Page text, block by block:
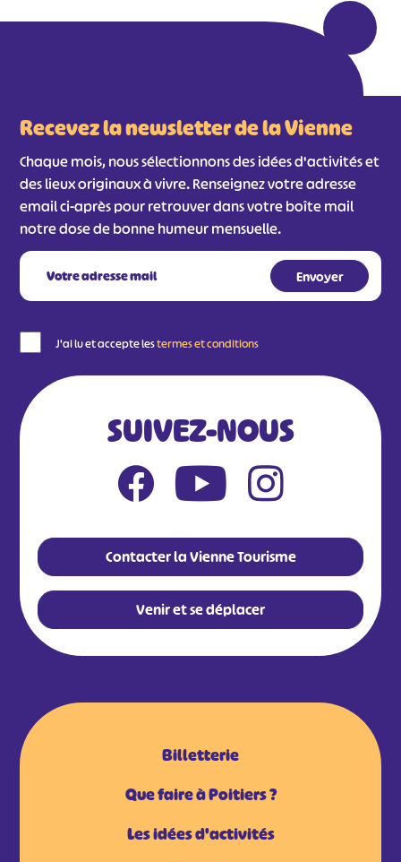
Recevez la newsletter de la Vienne
Chaque mois, nous sélectionnons des idées d'activités et
des lieux originaux à vivre. Renseignez votre adresse
email ci-après pour retrouver dans votre boîte mail
notre dose de bonne humeur mensuelle.
J'ai lu et accepte lestermes et conditions
SUIVEZ-NOUS
Contacter la Vienne Tourisme
Venir et se déplacer
Billetterie
Que faire à Poitiers ?
Les idées d'activités
#